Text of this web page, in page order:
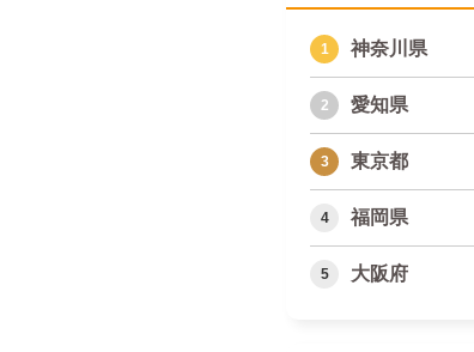
神奈川県
愛知県
東京都
福岡県
大阪府